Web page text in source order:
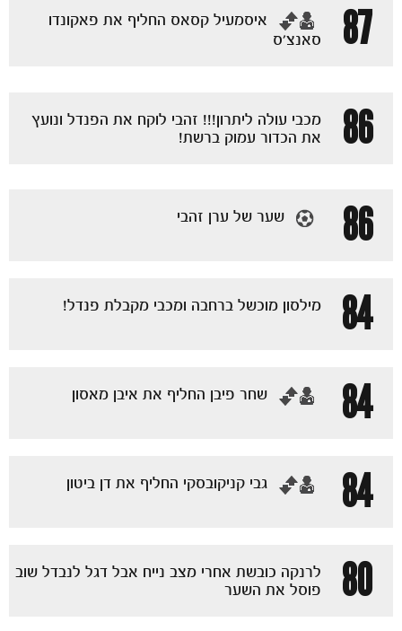
הקבוצות
87
‏איסמעיל קסאס החליף את פאקונדו
סאנצ'ס
86
מכבי עולה ליתרון!!! זהבי לוקח את הפנדל ונועץ
את הכדור עמוק ברשת!
86 שער של ערן זהבי
84 מילסון מוכשל ברחבה ומכבי מקבלת פנדל!
84 ‏שחר פיבן החליף את איבן מאסון
84 ‏גבי קניקובסקי החליף את דן ביטון
80
לרנקה כובשת אחרי מצב נייח אבל דגל לנבדל שוב
פוסל את השער